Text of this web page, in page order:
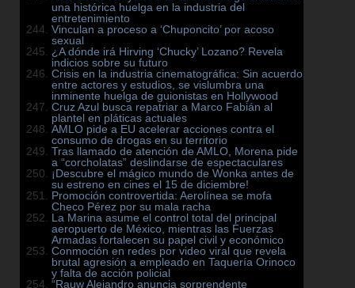
una histórica huelga en la industria del
entretenimiento
Vinculan a proceso a ‘Chuponcito’ por acoso
sexual
¿A dónde irá Hirving ‘Chucky’ Lozano? Revela
indicios sobre su futuro
Crisis en la industria cinematográfica: Sin acuerdo
entre actores y estudios, se vislumbra una
inminente huelga de guionistas en Hollywood
Cruz Azul busca repatriar a Marco Fabián al
plantel en pláticas actuales
AMLO pide a EU acelerar acciones contra el
consumo de drogas en su territorio
Tras llamado de atención de AMLO, Morena pide
a “corcholatas” deslindarse de espectaculares
¡Descubre el mágico mundo de Wonka antes de
su estreno en cines el 15 de diciembre!
Promoción controvertida: Aerolínea se mofa
Checo Pérez por su mala racha
La Marina asume el control total del principal
aeropuerto de México, mientras las Fuerzas
Armadas fortalecen su papel civil y económico
Conmoción en redes por video viral que revela
brutal agresión a empleado en Taquería Orinoco
y falta de acción policial
“Rauw Alejandro anuncia sorprendente